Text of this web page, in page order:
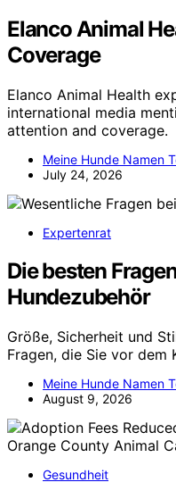
Elanco Animal
Coverage
Elanco Animal Health
international media
attention and coverage.
Meine Hunde Namen
July 24, 2026
Expertenrat
Die besten
Hundezubehör
Größe, Sicherheit und
Fragen, die Sie vor dem
Meine Hunde Namen
August 9, 2026
Gesundheit